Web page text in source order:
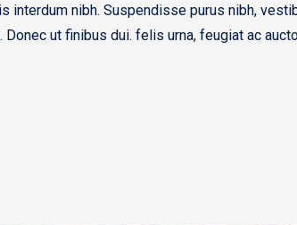
interdum nibh. Suspendisse purus nibh,
ut finibus dui. felis urna, feugiat ac